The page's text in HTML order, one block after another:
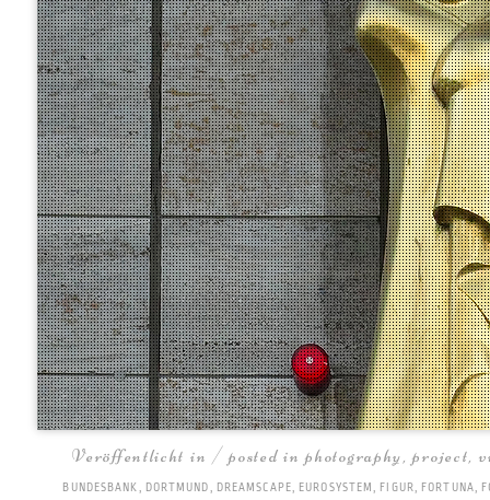
Veröffentlicht in / posted inphotography,project,
BUNDESBANK, DORTMUND, DREAMSCAPE, EUROSYSTEM, FIGUR, FORTUNA,